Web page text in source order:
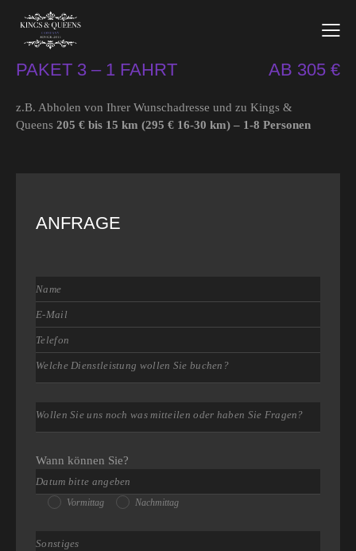
PAKET 3 – 1 FAHRT AB 305 €
z.B. Abholen von Ihrer Wunschadresse und zu Kings &
Queens 205 € bis 15 km (295 € 16-30 km) – 1-8 Personen
ANFRAGE
Wann können Sie?
Vormittag Nachmittag